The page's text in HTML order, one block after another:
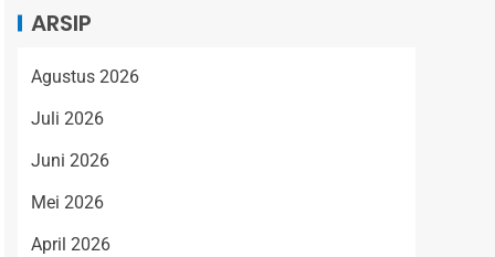
ARSIP
Agustus 2026
Juli 2026
Juni 2026
Mei 2026
April 2026